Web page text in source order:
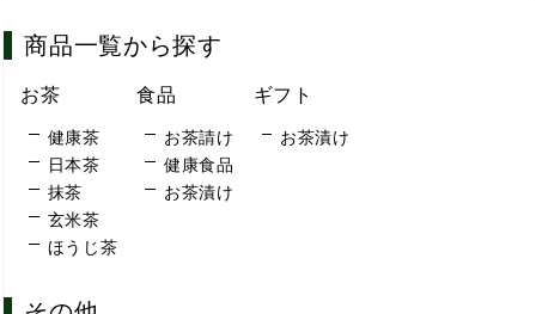
商品一覧から探す
お茶
健康茶
日本茶
抹茶
玄米茶
ほうじ茶
食品
お茶請け
健康食品
お茶漬け
ギフト
お茶漬け